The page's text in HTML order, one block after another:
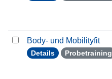
Body- und Mobilityfit
Details Probetraining